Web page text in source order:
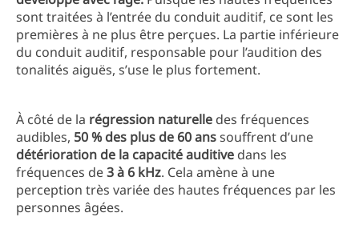
sont traitées à l’entrée du conduit auditif, ce sont les
premières à ne plus être perçues. La partie inférieure
du conduit auditif, responsable pour l’audition des
tonalités aiguës, s’use le plus fortement.
À côté de la régression naturelle des fréquences
audibles, 50 % des plus de 60 anssouffrent d’une
détérioration de la capacité auditive dans les
fréquences de3 à 6 kHz. Cela amène à une
perception très variée des hautes fréquences par les
personnes âgées.